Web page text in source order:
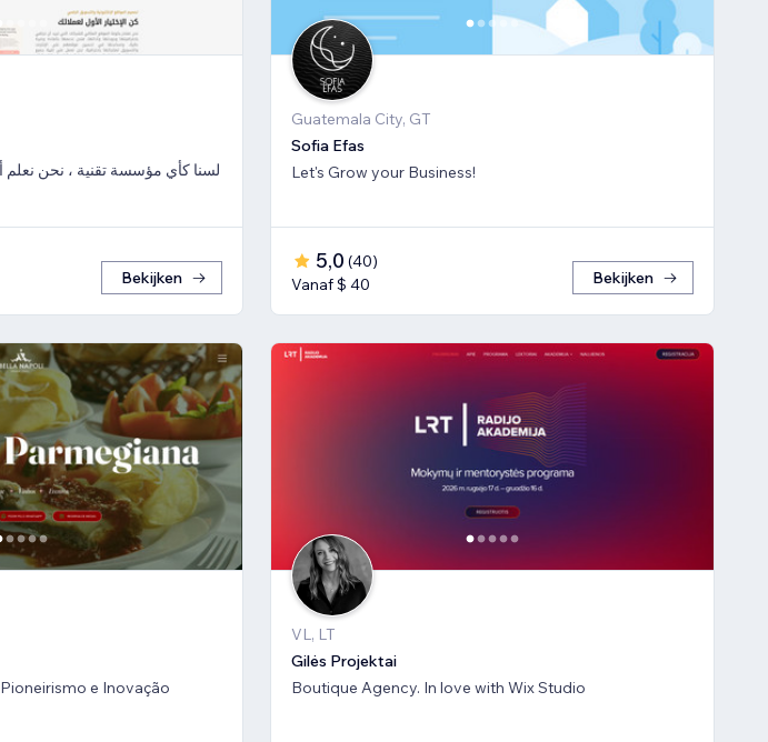
لسنا كأي مؤسسة تقنية ، نحن نعلم
Bekijken
Guatemala City, GT
Sofia Efas
Let's Grow your Business!
5,0 (40)
Vanaf $ 40
Bekijken
e Inovação
VL, LT
Gilės Projektai
Boutique Agency. In love with Wix Studio